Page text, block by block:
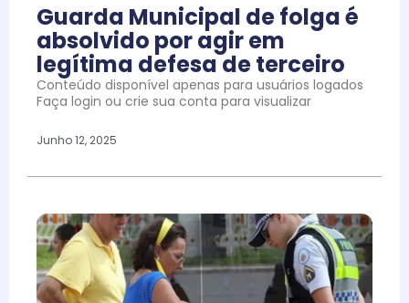
Guarda Municipal de folga é
absolvido por agir em
legítima defesa de terceiro
Conteúdo disponível apenas para usuários logados
Faça login ou crie sua conta para visualizar
Junho 12, 2025